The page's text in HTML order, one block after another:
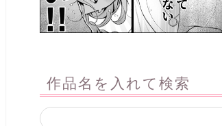
作品名を入れて検索